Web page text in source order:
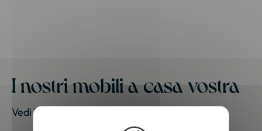
I nostri mobili a casa vostra
Vedi le foto dei nostri clienti